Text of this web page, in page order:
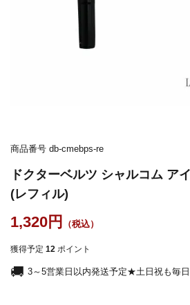
商品番号 db-cmebps-re
ドクターベルツ シャルコム ア
(レフィル)
1,320
獲得予定 12 ポイント
3～5営業日以内発送予定★土日祝も毎